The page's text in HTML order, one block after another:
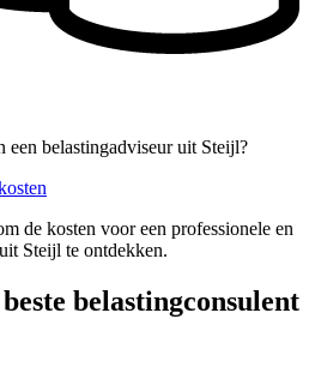
een belastingadviseur uit Steijl?
de kosten voor een professionele en
Steijl te ontdekken.
belastingconsulent